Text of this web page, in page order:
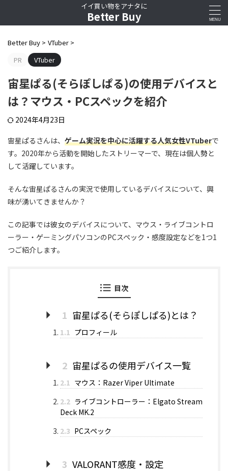
イイ買い物をアナタに
Better Buy
Better Buy > VTuber >
PR
VTuber
宙星ぱる(そらぽしぱる)の使用デバイスと
は？マウス・PCスペックを紹介
2024年4月23日
宙星ぱるさんは、 ゲーム実況を中心に活躍する人気女性VTuberで
す。2020年から活動を開始したストリーマーで、現在は個人勢と
して活躍しています。
そんな宙星ぱるさんの実況で使用しているデバイスについて、興
味が湧いてきませんか？
この記事では彼女のデバイスについて、マウス・ライブコントロ
ーラー・ゲーミングパソコンのPCスペック・感度設定などを1つ1
つご紹介します。
目次
1 宙星ぱる(そらぽしぱる)とは？
1.1 プロフィール
2 宙星ぱるの使用デバイス一覧
2.1 マウス：Razer Viper Ultimate
2.2 ライブコントローラー：Elgato Stream
Deck MK.2
2.3 PCスペック
3 VALORANT感度・設定